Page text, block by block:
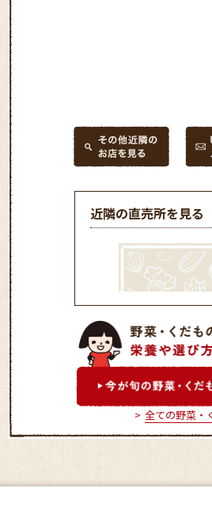
近隣の直売所を見る
ふれあい市加治店
全ての野菜・